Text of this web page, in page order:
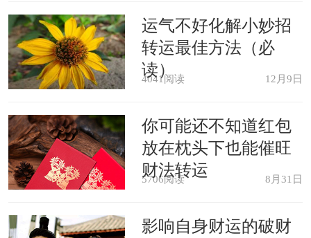
梦见借宿的案例分析
梦境描述：梦见我好像和我的老公
了一个房子里，孩子们把屋子弄得乱七
八糟，好像不清楚是谁家的。这时我的
天，这时我已经意识到我住的房子是她
运气不好化解小妙招
转运最佳方法（必
读）
4041阅读 12月9日
你可能还不知道红包
放在枕头下也能催旺
财法转运
5706阅读 8月31日
影响自身财运的破财